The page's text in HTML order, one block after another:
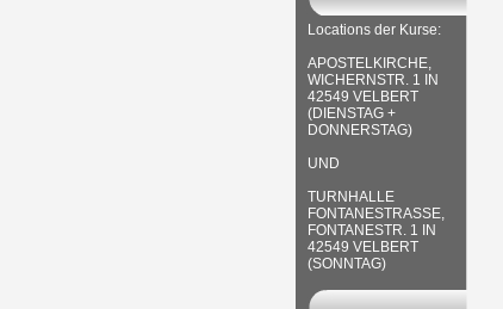
Locations der Kurse:
APOSTELKIRCHE,
WICHERNSTR. 1 IN
42549 VELBERT
(DIENSTAG +
DONNERSTAG)
UND
TURNHALLE
FONTANESTRASSE,
FONTANESTR. 1 IN
42549 VELBERT
(SONNTAG)